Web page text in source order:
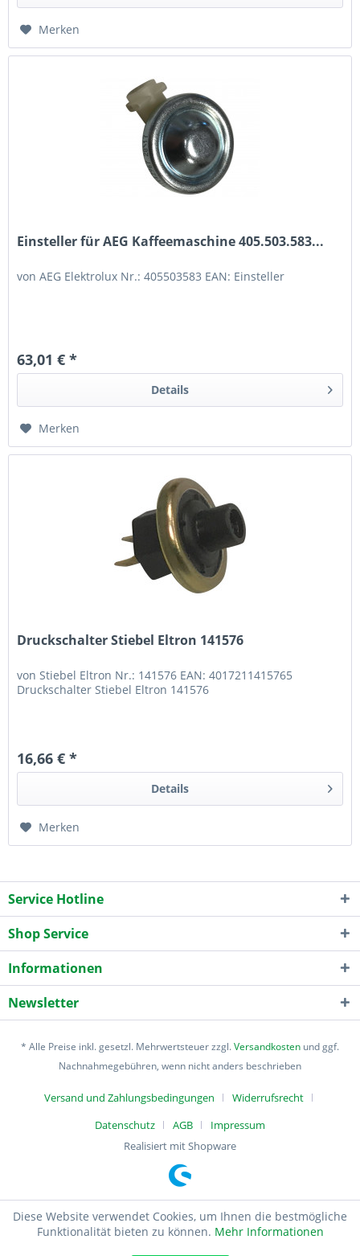
Merken
Einsteller für AEG Kaffeemaschine 405.503.583...
von AEG Elektrolux Nr.: 405503583 EAN: Einsteller
63,01 € *
Details
Merken
Druckschalter Stiebel Eltron 141576
von Stiebel Eltron Nr.: 141576 EAN: 4017211415765
Druckschalter Stiebel Eltron 141576
16,66 € *
Details
Merken
Service Hotline
Shop Service
Informationen
Newsletter
* Alle Preise inkl. gesetzl. Mehrwertsteuer zzgl.Versandkosten und ggf.
Nachnahmegebühren, wenn nicht anders beschrieben
Versand und Zahlungsbedingungen
Widerrufsrecht
Datenschutz
AGB
Impressum
Realisiert mit Shopware
Diese Website verwendet Cookies, um Ihnen die bestmögliche
Funktionalität bieten zu können. Mehr Informationen